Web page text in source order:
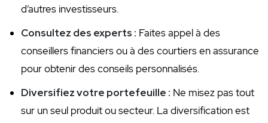
d’autres investisseurs.
Consultez des‍ experts⁢ : Faites appel à des
conseillers financiers ou‍ à‌ des‌ courtiers⁣ en‌ assurance
pour obtenir des conseils personnalisés.
Diversifiez votre ⁤portefeuille : Ne misez ‍pas tout
sur⁢ un ‌seul produit‍ ou secteur. La diversification est